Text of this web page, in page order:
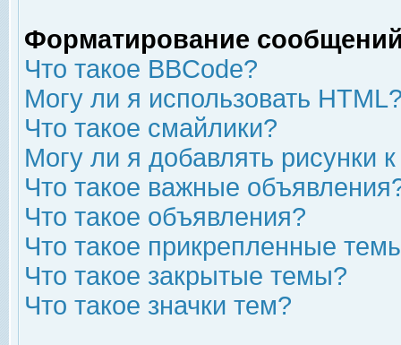
Форматирование
Что такое BBCode?
Могу ли я использовать
Что такое смайлики?
Могу ли я добавлять рисунки
Что такое важные
Что такое объявления?
Что такое прикрепленные
Что такое закрытые темы?
Что такое значки тем?